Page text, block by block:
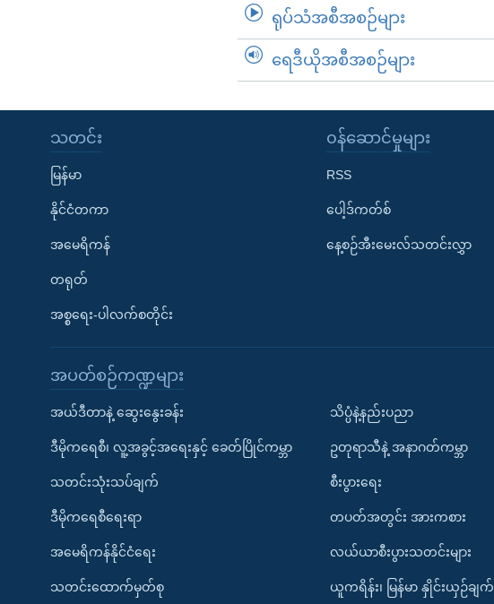
ရုပ်သံအစီအစဉ်များ
ရေဒီယိုအစီအစဉ်များ
သတင်း
မြန်မာ
နိုင်ငံတကာ
အမေရိကန်
တရုတ်
အစ္စရေး-ပါလက်စတိုင်း
၀န်ဆောင်မှုများ
RSS
ပေါ့ဒ်ကတ်စ်
နေ့စဉ်အီးမေးလ်သတင်းလွှာ
အပတ်စဉ်ကဏ္ဍများ
အယ်ဒီတာနဲ့ ဆွေးနွေးခန်း
ဒီမိုကရေစီ၊ လူ့အခွင့်အရေးနှင့် ခေတ်ပြိုင်ကမ္ဘာ
သတင်းသုံးသပ်ချက်
ဒီမိုကရေစီရေးရာ
အမေရိကန်နိုင်ငံရေး
သတင်းထောက်မှတ်စု
သိပ္ပံနဲ့နည်းပညာ
ဥတုရာသီနဲ့ အနာဂတ်ကမ္ဘာ
စီးပွားရေး
တပတ်အတွင်း အားကစား
လယ်ယာစီးပွားသတင်းများ
ယူကရိန်း၊ မြန်မာ နှိုင်းယှဉ်ချက်